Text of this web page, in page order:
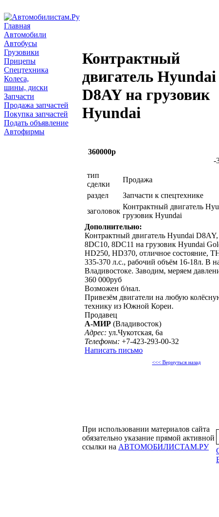
Главная
Автомобили
Автобусы
Грузовики
Прицепы
Спецтехника
Колеса,
шины, диски
Запчасти
Продажа запчастей
Покупка запчастей
Подать объявление
Автофирмы
Контрактный
двигатель Hyundai
D8AY на грузовик
Hyundai
360000р
-
тип
сделки
Продажа
раздел
Запчасти к спецтехнике
заголовок
Контрактный двигатель
грузовик Hyundai
Дополнительно:
Контрактный двигатель Hyundai
8DC10, 8DC11 на грузовик Hyundai
HD250, HD370, отличное состояние,
335-370 л.с., рабочий объём 16-18л. В
Владивостоке. Заводим, меряем
360 000руб
Возможен б/нал.
Привезём двигатели на любую
технику из Южной Кореи.
Продавец
А-МИР (Владивосток)
Адрес: ул.Чукотская, 6а
Телефоны: +7-423-293-00-32
Написать письмо
<<< Вернуться назад
При использовании материалов сайта
обязательно указание прямой активной
ссылки на АВТОМОБИЛИСТАМ.РУ